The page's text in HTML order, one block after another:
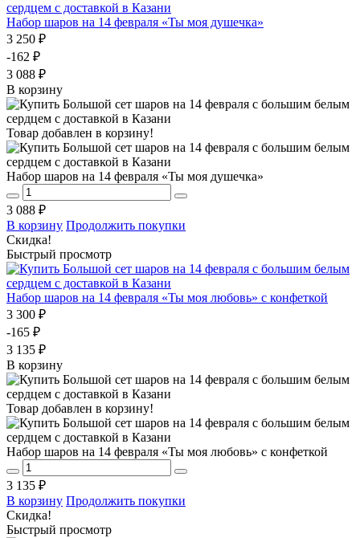
Набор шаров на 14 февраля «Ты моя душечка»
3 250 ₽
-162 ₽
3 088 ₽
В корзину
Товар добавлен в корзину!
Набор шаров на 14 февраля «Ты моя душечка»
3 088 ₽
В корзину Продолжить покупки
Скидка!
Быстрый просмотр
Набор шаров на 14 февраля «Ты моя любовь» с конфеткой
3 300 ₽
-165 ₽
3 135 ₽
В корзину
Товар добавлен в корзину!
Набор шаров на 14 февраля «Ты моя любовь» с конфеткой
3 135 ₽
В корзину Продолжить покупки
Скидка!
Быстрый просмотр